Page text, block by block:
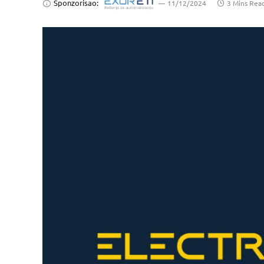
Sponzorisao: 11/12/2024 3 Mins